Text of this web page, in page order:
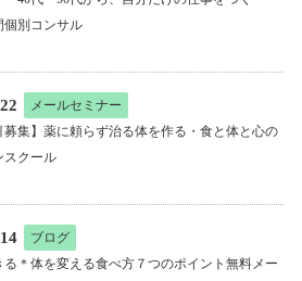
個別コンサル
メールセミナー
募集】薬に頼らず治る体を作る・食と体と心の
スクール
ブログ
る＊体を変える食べ方７つのポイント無料メー